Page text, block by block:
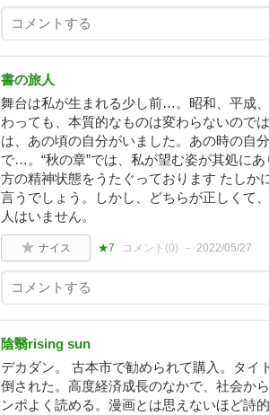
書の旅人
舞台は私が生まれる少し前…。昭和、平成
わっても、本質的なものは変わらないの
は、あの頃の自分がいました。あの時の自
で…。“秋の章”では、私が望む姿が其処に
方の精神状態をうたぐっております たしか
言うでしょう。しかし、どちらが正しくて
人はいません。
ナイス ★7 コメント(0) 2022/05/27
陰翳rising sun
デカダン。 古本市で勧められて購入。タ
倒された。高度経済成長のなかで、社会か
ンポよく読める。漫画とは思えないほど詩